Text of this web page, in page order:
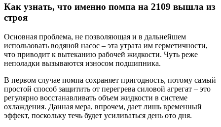
Как узнать, что именно помпа на 2109 вышла из
строя
Основная проблема, не позволяющая и в дальнейшем
использовать водяной насос – эта утрата им герметичности,
что приводит к вытеканию рабочей жидкости. Чуть реже
неполадки вызываются износом подшипника.
В первом случае помпа сохраняет пригодность, потому самый
простой способ защитить от перегрева силовой агрегат – это
регулярно восстанавливать объем жидкости в системе
охлаждения. Данная мера, впрочем, дает лишь временный
эффект, поскольку течь будет усиливаться день ото дня.